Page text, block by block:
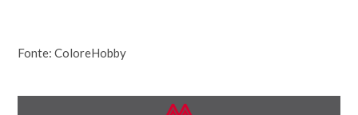
Fonte: ColoreHobby